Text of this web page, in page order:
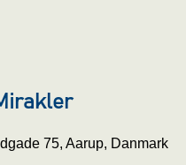
75, Aarup, Danmark